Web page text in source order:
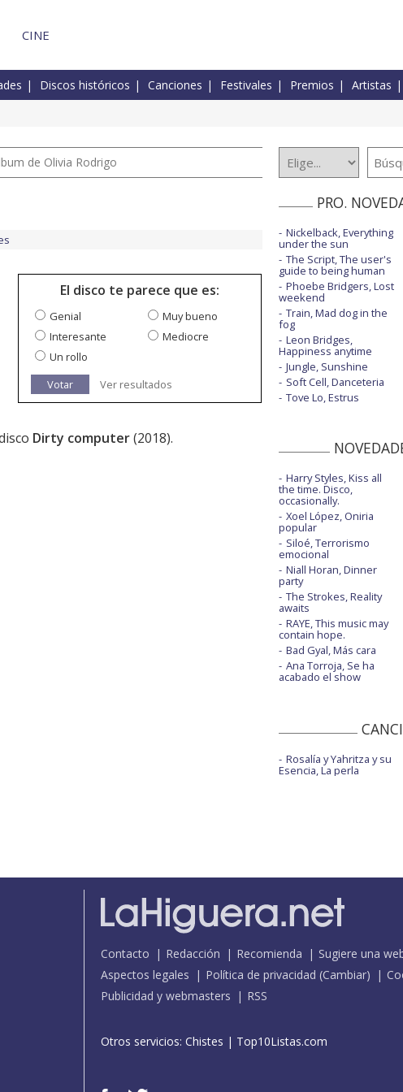
CINE
Discos históricos Canciones Festivales Premios Artistas
de Olivia Rodrigo
El disco te parece que es:
Genial
Muy bueno
Interesante
Mediocre
Un rollo
Votar
Ver resultados
Dirty computer(2018).
PRO.
Nickelback, Everything
under the sun
The Script, The user's
guide to being human
Phoebe Bridgers, Lost
weekend
Train, Mad dog in the
fog
Leon Bridges,
Happiness anytime
Jungle, Sunshine
Soft Cell, Danceteria
Tove Lo, Estrus
Harry Styles, Kiss all
the time. Disco,
occasionally.
Xoel López, Oniria
popular
Siloé, Terrorismo
emocional
Niall Horan, Dinner
party
The Strokes, Reality
awaits
RAYE, This music may
contain hope.
Bad Gyal, Más cara
Ana Torroja, Se ha
acabado el show
Rosalía y Yahritza y su
Esencia, La perla
Contacto Redacción Recomienda
Sugiere una
Aspectos legales
Política de privacidad (Cambiar)
Publicidad y webmasters
RSS
Otros servicios: Chistes | Top10Listas.com